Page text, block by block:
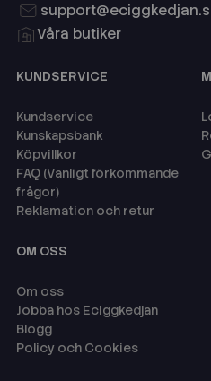
Våra butiker
KUNDSERVICE
Kundservice
Kunskapsbank
Köpvillkor
FAQ (Vanligt förkommande
frågor)
Reklamation och retur
OM OSS
Om oss
Jobba hos Eciggkedjan
Blogg
Policy och Cookies